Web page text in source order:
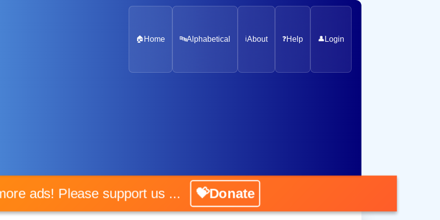
🏠 Home 🔤Alphabetical ℹ️About ❓Help 👤Login
more ads! Please support us ... 💝Donate